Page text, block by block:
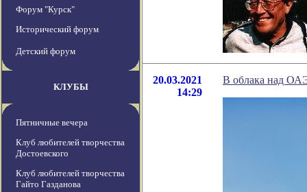
Форум "Курск"
Исторический форум
Детский форум
КЛУБЫ
Пятничные вечера
Клуб любителей творчества
Достоевского
Клуб любителей творчества
Гайто Газданова
20.03.2021
14:29
В облака над